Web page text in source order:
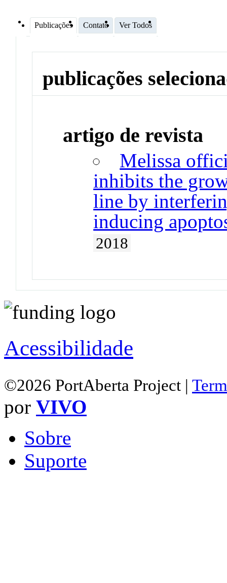
Publicações Contato Ver Todos
publicações
artigo de revista
Melissa
inhibits the
line by
inducing
2018
Acessibilidade
©2026 PortAberta Project |
por VIVO
Sobre
Suporte